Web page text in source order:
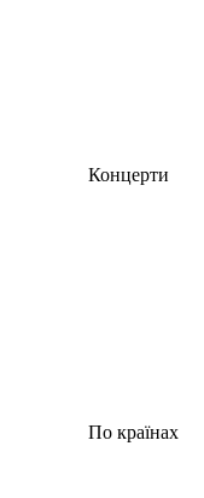
Концерти
По країнах